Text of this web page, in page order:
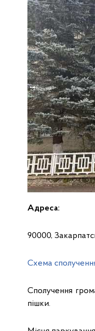
Адреса:
90000,
Схема
Сполучення
пішки.